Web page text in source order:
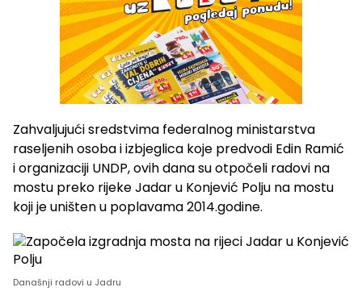
Zahvaljujući sredstvima federalnog ministarstva
raseljenih osoba i izbjeglica koje predvodi Edin Ramić
i organizaciji UNDP, ovih dana su otpočeli radovi na
mostu preko rijeke Jadar u Konjević Polju na mostu
koji je uništen u poplavama 2014.godine.
Današnji radovi u Jadru